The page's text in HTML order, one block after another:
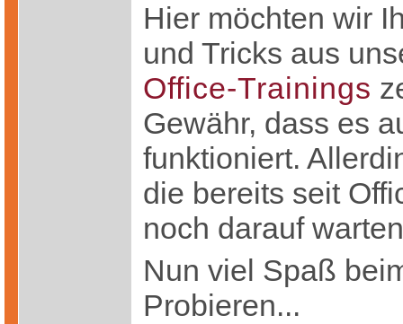
Hier möchten wir
und Tricks aus
Office-Trainings
Gewähr, dass es
funktioniert.
die bereits seit
noch darauf
Nun viel Spaß
Probieren...